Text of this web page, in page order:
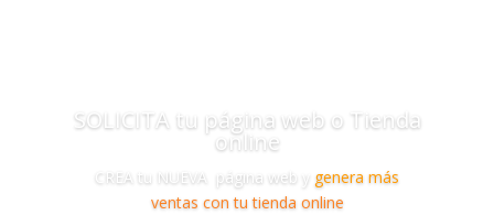
SOLICITA tu página web o Tienda
online
CREA tu NUEVA página web y genera más
ventas con tu tienda online